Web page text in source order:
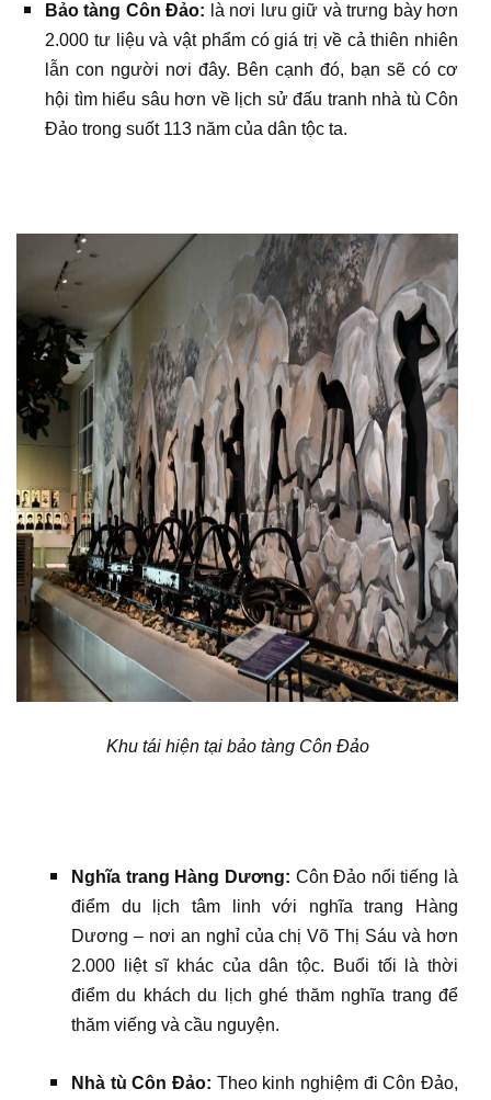
Bảo tàng Côn Đảo: là nơi lưu giữ và trưng bày hơn
2.000 tư liệu và vật phẩm có giá trị về cả thiên nhiên
lẫn con người nơi đây. Bên cạnh đó, bạn sẽ có cơ
hội tìm hiểu sâu hơn về lịch sử đấu tranh nhà tù Côn
Đảo trong suốt 113 năm của dân tộc ta.
Khu tái hiện tại bảo tàng Côn Đảo
Nghĩa trang Hàng Dương: Côn Đảo nổi tiếng là
điểm du lịch tâm linh với nghĩa trang Hàng
Dương – nơi an nghỉ của chị Võ Thị Sáu và hơn
2.000 liệt sĩ khác của dân tộc. Buổi tối là thời
điểm du khách du lịch ghé thăm nghĩa trang để
thăm viếng và cầu nguyện.
Nhà tù Côn Đảo: Theo kinh nghiệm đi Côn Đảo,